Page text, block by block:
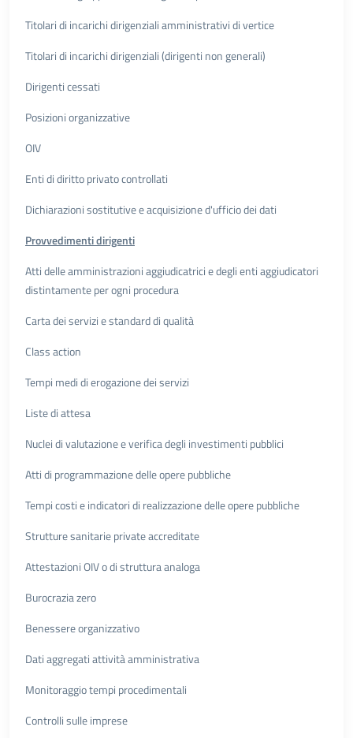
Titolari di incarichi dirigenziali amministrativi di vertice
Titolari di incarichi dirigenziali (dirigenti non generali)
Dirigenti cessati
Posizioni organizzative
OIV
Enti di diritto privato controllati
Dichiarazioni sostitutive e acquisizione d'ufficio dei dati
Provvedimenti dirigenti
Atti delle amministrazioni aggiudicatrici e degli enti aggiudicatori
distintamente per ogni procedura
Carta dei servizi e standard di qualità
Class action
Tempi medi di erogazione dei servizi
Liste di attesa
Nuclei di valutazione e verifica degli investimenti pubblici
Atti di programmazione delle opere pubbliche
Tempi costi e indicatori di realizzazione delle opere pubbliche
Strutture sanitarie private accreditate
Attestazioni OIV o di struttura analoga
Burocrazia zero
Benessere organizzativo
Dati aggregati attività amministrativa
Monitoraggio tempi procedimentali
Controlli sulle imprese